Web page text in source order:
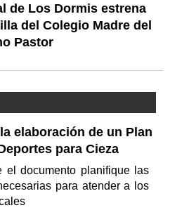
de Los Dormis estrena
del Colegio Madre del
Pastor
elaboración de un Plan
para Cieza
el documento planifique las
para atender a los